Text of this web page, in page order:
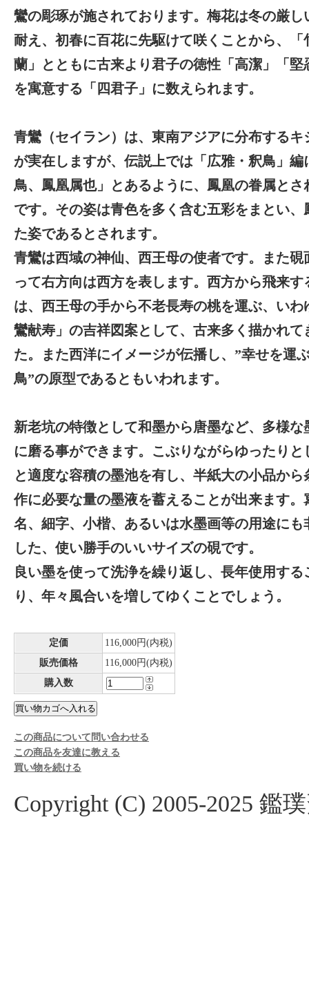
鸞の彫琢が施されております。梅花は冬の厳し
耐え、初春に百花に先駆けて咲くことから、「
蘭」とともに古来より君子の徳性「高潔」「堅
を寓意する「四君子」に数えられます。
青鸞（セイラン）は、東南アジアに分布するキ
が実在しますが、伝説上では「広雅・釈鳥」編
鳥、鳳凰属也」とあるように、鳳凰の眷属とさ
です。その姿は青色を多く含む五彩をまとい、
た姿であるとされます。
青鸞は西域の神仙、西王母の使者です。また硯
って右方向は西方を表します。西方から飛来す
は、西王母の手から不老長寿の桃を運ぶ、いわ
鸞献寿」の吉祥図案として、古来多く描かれて
た。また西洋にイメージが伝播し、”幸せを運
鳥”の原型であるともいわれます。
新老坑の特徴として和墨から唐墨など、多様な
に磨る事ができます。こぶりながらゆったりと
と適度な容積の墨池を有し、半紙大の小品から
作に必要な量の墨液を蓄えることが出来ます。
名、細字、小楷、あるいは水墨画等の用途にも
した、使い勝手のいいサイズの硯です。
良い墨を使って洗浄を繰り返し、長年使用する
り、年々風合いを増してゆくことでしょう。
定価
116,000円(内税)
販売価格
116,000円(内税)
購入数
この商品について問い合わせる
この商品を友達に教える
買い物を続ける
Copyright (C) 2005-2025 鑑